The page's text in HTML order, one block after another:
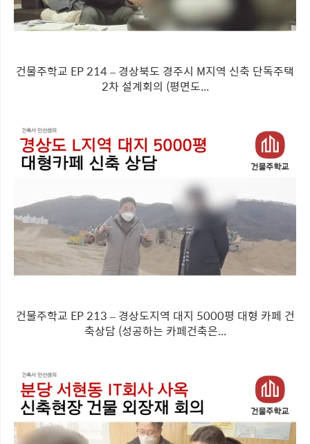
건물주학교 EP 214 – 경상북도 경주시 M지역 신축 단독주택
2차 설계회의 (평면도...
건물주학교 EP 213 – 경상도지역 대지 5000평 대형 카페 건
축상담 (성공하는 카페건축은...